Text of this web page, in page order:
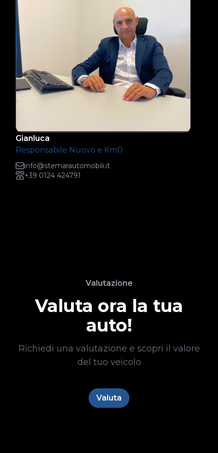
Gianluca
Responsabile Nuovo e Km0
info@stemarautomobili.it
+39 0124 424791
Valutazione
Valuta ora la tua
auto!
Richiedi una valutazione e scopri il valore
del tuo veicolo
Valuta